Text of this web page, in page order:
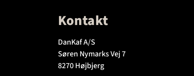
Kontakt
DanKaf A/S
Søren Nymarks Vej 7
8270 Højbjerg